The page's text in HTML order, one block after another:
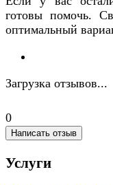
готовы помочь.
оптимальный
Загрузка отзывов...
0
Написать отзыв
Услуги